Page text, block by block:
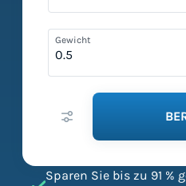
Gewicht
Sparen Sie bis zu 91 %